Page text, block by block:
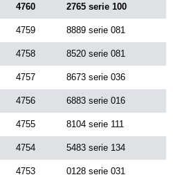
4760 2765 serie 100
4759 8889 serie 081
4758 8520 serie 081
4757 8673 serie 036
4756 6883 serie 016
4755 8104 serie 111
4754 5483 serie 134
4753 0128 serie 031